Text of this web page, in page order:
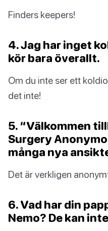
Finders keepers!
4. Jag har inget
kör bara överallt.
Om du inte ser ett
det inte!
5. “Välkommen
Surgery
många nya
Det är verkligen
6. Vad har din
Nemo? De kan